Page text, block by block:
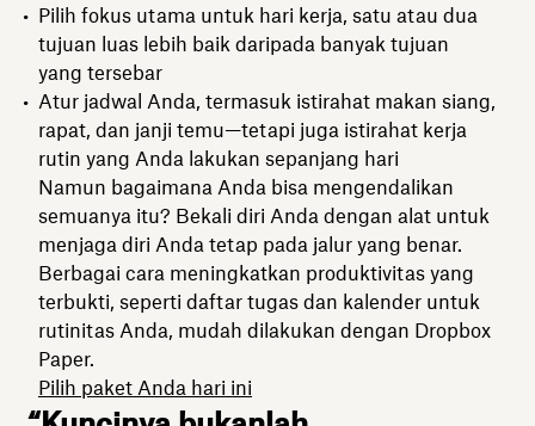
Pilih fokus utama untuk hari kerja, satu atau dua
tujuan luas lebih baik daripada banyak tujuan
yang tersebar
Atur jadwal Anda, termasuk istirahat makan siang,
rapat, dan janji temu—tetapi juga istirahat kerja
rutin yang Anda lakukan sepanjang hari
Namun bagaimana Anda bisa mengendalikan
semuanya itu? Bekali diri Anda dengan alat untuk
menjaga diri Anda tetap pada jalur yang benar.
Berbagai cara meningkatkan produktivitas yang
terbukti, seperti daftar tugas dan kalender untuk
rutinitas Anda, mudah dilakukan dengan Dropbox
Paper.
Pilih paket Anda hari ini